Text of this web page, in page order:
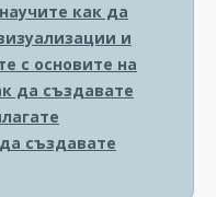
как да
и
с основите на
да създавате
създавате